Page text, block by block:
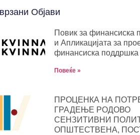
Објави
Повик за финансиска
и Апликацијата за
финансиска поддршка
Повеќе »
ПРОЦЕНКА НА
ГРАДЕЊЕ РОДОВО
СЕНЗИТИВНИ
ОПШТЕСТВЕНА,